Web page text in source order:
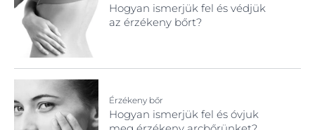
Hogyan ismerjük fel és védjük
az érzékeny bőrt?
Érzékeny bőr
Hogyan ismerjük fel és óvjuk